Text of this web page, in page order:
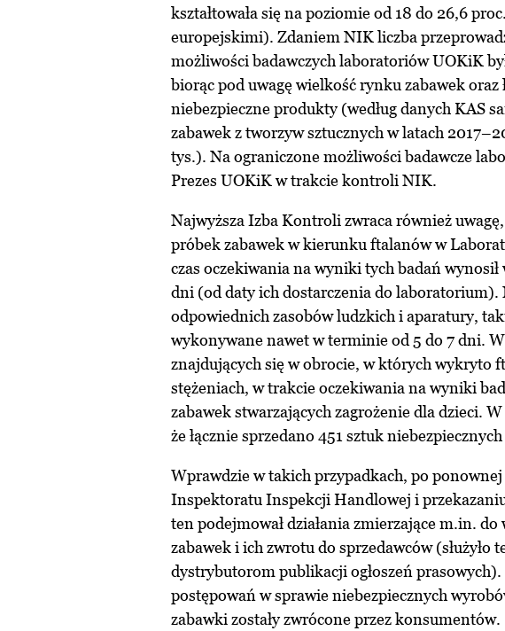
kształtowała się na poziomie od 18 do 26,6
europejskimi). Zdaniem NIK liczba
możliwości badawczych laboratoriów UOKiK
biorąc pod uwagę wielkość rynku zabawek oraz
niebezpieczne produkty (według danych KAS
zabawek z tworzyw sztucznych w latach
tys.). Na ograniczone możliwości badawcze
Prezes UOKiK w trakcie kontroli NIK.
Najwyższa Izba Kontroli zwraca również uwagę,
próbek zabawek w kierunku ftalanów w
czas oczekiwania na wyniki tych badań
dni (od daty ich dostarczenia do
odpowiednich zasobów ludzkich i aparatury,
wykonywane nawet w terminie od 5 do 7 dni.
znajdujących się w obrocie, w których wykryto
stężeniach, w trakcie oczekiwania na wyniki
zabawek stwarzających zagrożenie dla dzieci.
że łącznie sprzedano 451 sztuk
Wprawdzie w takich przypadkach, po
Inspektoratu Inspekcji Handlowej i
ten podejmował działania zmierzające m.in.
zabawek i ich zwrotu do sprzedawców (służyło
dystrybutorom publikacji ogłoszeń
postępowań w sprawie niebezpiecznych
zabawki zostały zwrócone przez konsumentów.